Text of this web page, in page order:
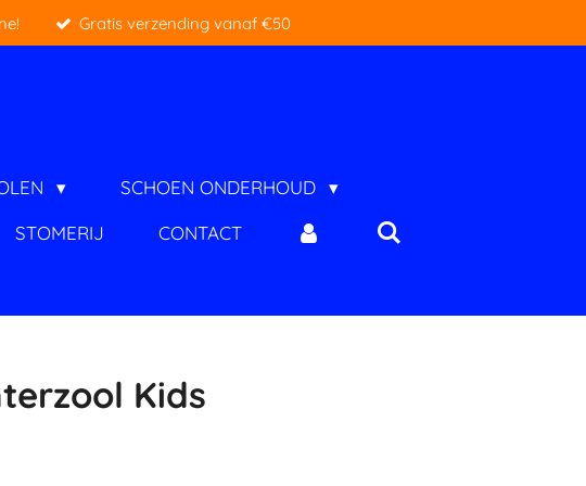
Gratis verzending vanaf €50
SCHOEN ONDERHOUD
STOMERIJ CONTACT
Kids